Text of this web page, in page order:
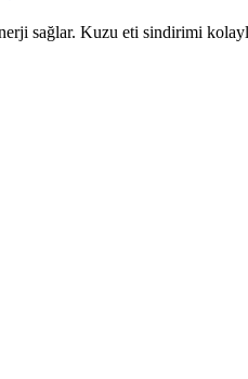
sağlar. Kuzu eti sindirimi